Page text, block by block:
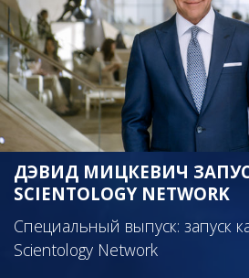
ДЭВИД МИЦКЕВИЧ
SCIENTOLOGY NETWORK
Специальный выпуск: запуск
Scientology Network